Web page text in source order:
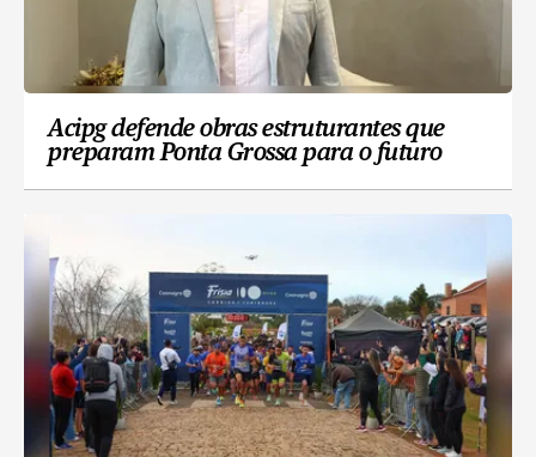
Acipg defende obras estruturantes que
preparam Ponta Grossa para o futuro